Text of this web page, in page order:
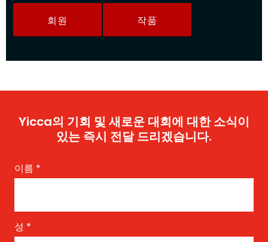
회원 작품
Yicca의 기회 및 새로운 대회에 대한 소식이
있는 즉시 전달 드리겠습니다.
이름 *
성 *